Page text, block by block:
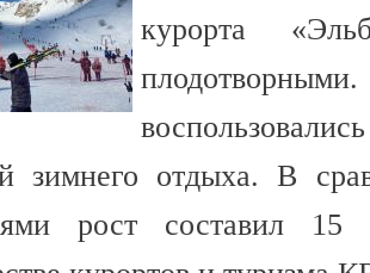
курорта
зимнего отдыха. В
рост составил